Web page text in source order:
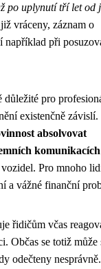
po uplynutí tří let od
vráceny, záznam o
například při
důležité pro
existenčně závislí.
absolvovat
komunikacích
Pro mnoho
a vážné finanční
řidičům včas
Občas se totiž může
odečteny